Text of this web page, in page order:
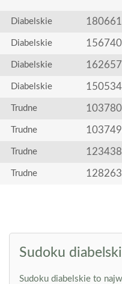
Diabelskie
Diabelskie
Diabelskie
Diabelskie
Trudne
Trudne
Trudne
Trudne
Sudoku
Sudoku diabelskie to